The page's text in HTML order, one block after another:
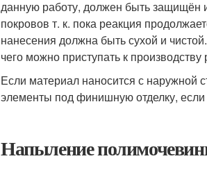
данную работу, должен быть защищён
покровов т. к. пока реакция
нанесения должна быть сухой и
чего можно приступать к производству
Если материал наносится с наружной
элементы под финишную отделку,
Напыление